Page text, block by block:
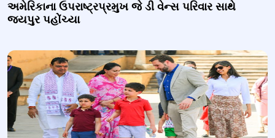
અમેરિકાના ઉપરાષ્ટ્રપ્રમુખ જે ડી વેન્સ પરિવાર સાથે
જયપુર પહોંચ્યા